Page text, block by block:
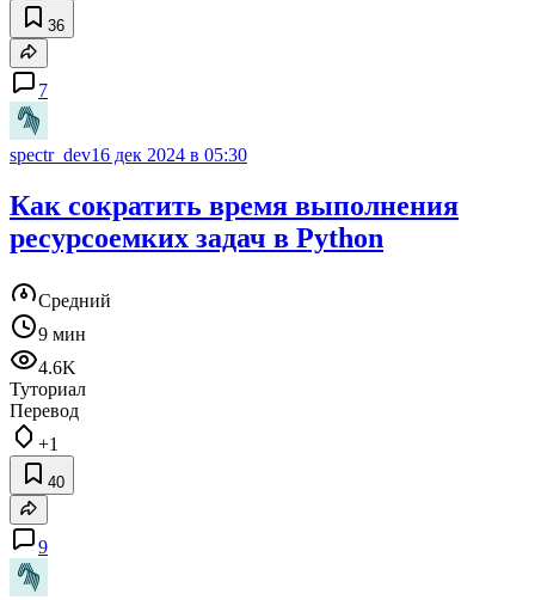
36
7
spectr_dev16 дек 2024 в 05:30
Как сократить время выполнения
ресурсоемких задач в Python
Средний
9 мин
4.6K
Туториал
Перевод
+1
40
9